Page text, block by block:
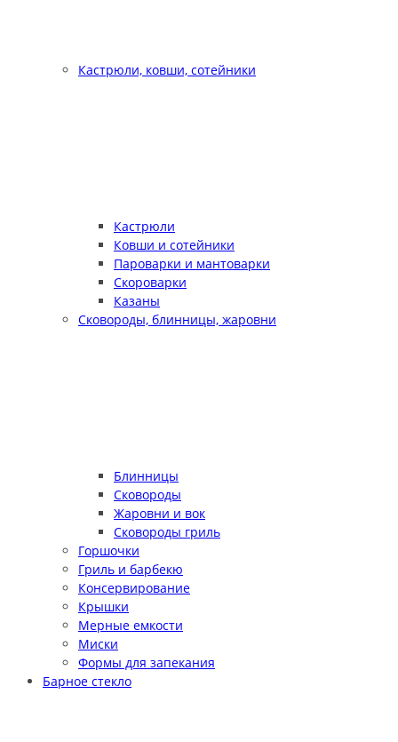
Кастрюли, ковши, сотейники
Кастрюли
Ковши и сотейники
Пароварки и мантоварки
Скороварки
Казаны
Сковороды, блинницы, жаровни
Блинницы
Сковороды
Жаровни и вок
Сковороды гриль
Горшочки
Гриль и барбекю
Консервирование
Крышки
Мерные емкости
Миски
Формы для запекания
Барное стекло